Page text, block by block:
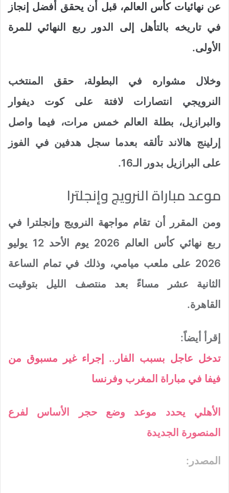
عن نهائيات كأس العالم، قبل أن يحقق أفضل إنجاز
في تاريخه بالتأهل إلى الدور ربع النهائي للمرة
الأولى.
وخلال مشواره في البطولة، حقق المنتخب
النرويجي انتصارات لافتة على كوت ديفوار
والبرازيل، بطلة العالم خمس مرات، فيما واصل
إرلينج هالاند تألقه بعدما سجل هدفين في الفوز
على البرازيل بدور الـ16.
موعد مباراة النرويج وإنجلترا
ومن المقرر أن تقام مواجهة النرويج وإنجلترا في
ربع نهائي كأس العالم 2026 يوم الأحد 12 يوليو
2026 على ملعب ميامي، وذلك في تمام الساعة
الثانية عشر مساءً بعد منتصف الليل بتوقيت
القاهرة.
إقرأ أيضاً:
تدخل عاجل بسبب الفار.. إجراء غير مسبوق من
فيفا في مباراة المغرب وفرنسا
الأهلي يحدد موعد وضع حجر الأساس لفرع
المنصورة الجديدة
المصدر: